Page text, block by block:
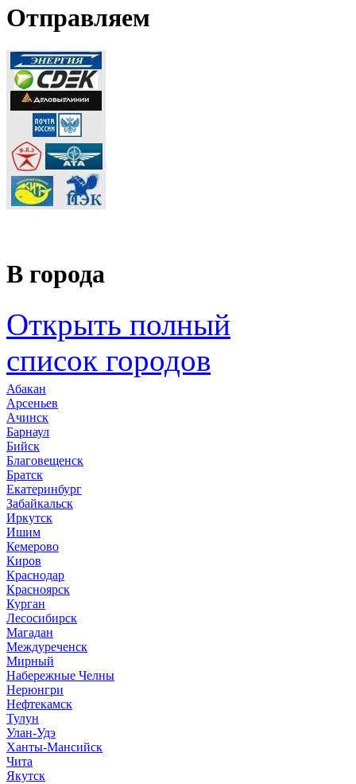
Отправляем
В города
Открыть полный
список городов
Абакан
Арсеньев
Ачинск
Барнаул
Бийск
Благовещенск
Братск
Екатеринбург
Забайкальск
Иркутск
Ишим
Кемерово
Киров
Краснодар
Красноярск
Курган
Лесосибирск
Магадан
Междуреченск
Мирный
Набережные Челны
Нерюнгри
Нефтекамск
Тулун
Улан-Удэ
Ханты-Мансийск
Чита
Якутск